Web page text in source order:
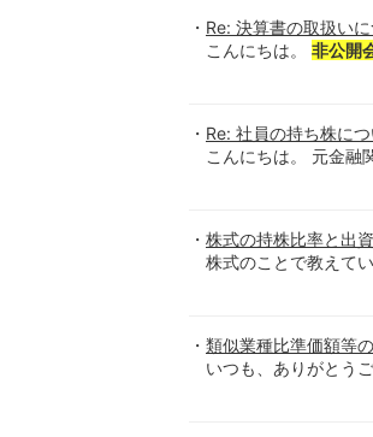
Re: 決算書の取扱い
こんにちは。 非公開
Re: 社員の持ち株に
こんにちは。 元金融
株式の持株比率と出
株式のことで教えて
類似業種比準価額等
いつも、ありがとう